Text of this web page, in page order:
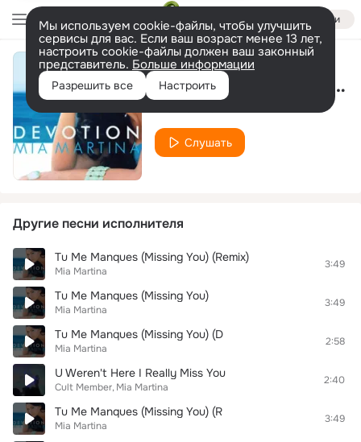
Войти
Мы используем cookie-файлы, чтобы улучшить
сервисы для вас. Если ваш возраст менее 13 лет,
настроить cookie-файлы должен ваш законный
представитель. Больше информации
Разрешить все Настроить La La (Cosmic Dawn Electro Radio Edit)
Слушать
Другие песни исполнителя
Tu Me Manques (Missing You) (Remix)
Mia Martina
3:49
Tu Me Manques (Missing You)
Mia Martina
3:49
Tu Me Manques (Missing You) (D
Mia Martina
2:58
U Weren't Here I Really Miss You
Cult Member Mia Martina
2:40
Tu Me Manques (Missing You) (R
Mia Martina
3:49